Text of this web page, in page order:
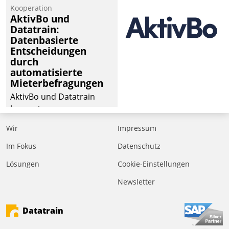
operativen
Instandhaltung in die
SAP-Systemlandschaft
deutscher
Wohnungsunternehmen
– und beschleunigt damit
den Weg vom
Mieteranliegen zum
Dienstleisterauftrag.
Kooperation
AktivBo und
Datatrain:
Datenbasierte
Entscheidungen
durch
automatisierte
Mieterbefragungen
AktivBo und Datatrain
kooperieren –
profitieren: Die nahtlose
Integration der Lösungen
Datatrain ermöglicht
Mieterbefragungen – eine
starke Grundlage für
Wir
Im Fokus
Lösungen
Impressum
Datenschutz
Cookie-Einstellungen
Newsletter
Datatrain